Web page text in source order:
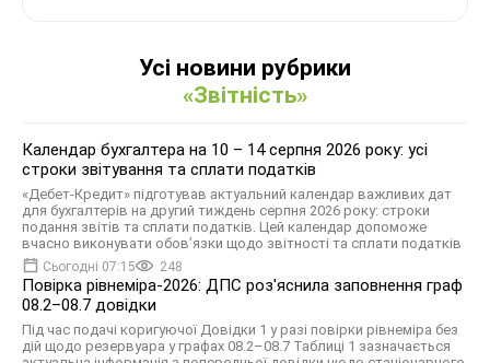
Усі новини рубрики
«Звітність»
Календар бухгалтера на 10 – 14 серпня 2026 року: усі
строки звітування та сплати податків
«Дебет-Кредит» підготував актуальний календар важливих дат
для бухгалтерів на другий тиждень серпня 2026 року: строки
подання звітів та сплати податків. Цей календар допоможе
вчасно виконувати обов’язки щодо звітності та сплати податків
Сьогодні 07:15 248
Повірка рівнеміра-2026: ДПС роз'яснила заповнення граф
08.2–08.7 довідки
Під час подачі коригуючої Довідки 1 у разі повірки рівнеміра без
дій щодо резервуара у графах 08.2–08.7 Таблиці 1 зазначається